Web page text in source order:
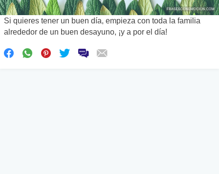
Si quieres tener un buen día, empieza con toda la familia
alrededor de un buen desayuno, ¡y a por el día!